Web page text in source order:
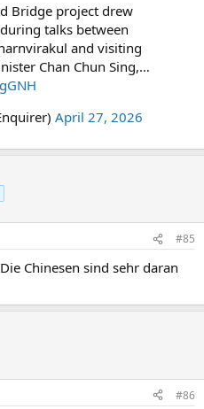
Bridge project drew
talks between
and visiting
Chan Chun Sing,…
April 27, 2026
#85
Chinesen sind sehr daran
#86